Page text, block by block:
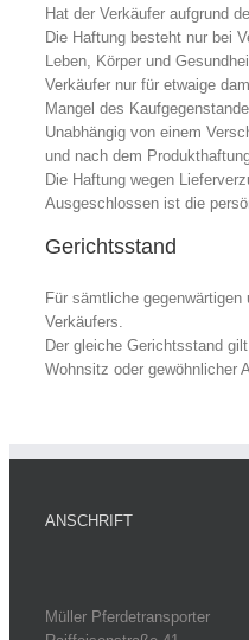
Hat der Verkäufer aufgrund
Die Haftung besteht nur bei
Leben, Körper und
Verkäufer nur für etwaige
Mangel des
Unabhängig von einem
und nach dem
Die Haftung wegen
Ausgeschlossen ist die
Gerichtsstand
Für sämtliche
Verkäufers.
Der gleiche Gerichtsstand
Wohnsitz oder gewöhnlicher
ANSCHRIFT
Müller Pferdetransporter